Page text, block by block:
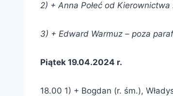
2) + Anna Połeć od Kierownictwa
3) + Edward Warmuz – poza
Piątek 19.04.2024 r.
18.00 1) + Bogdan (r. śm.),